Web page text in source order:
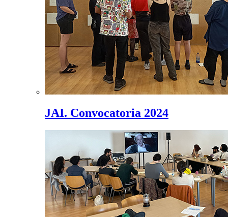
JAI. Convocatoria 2024